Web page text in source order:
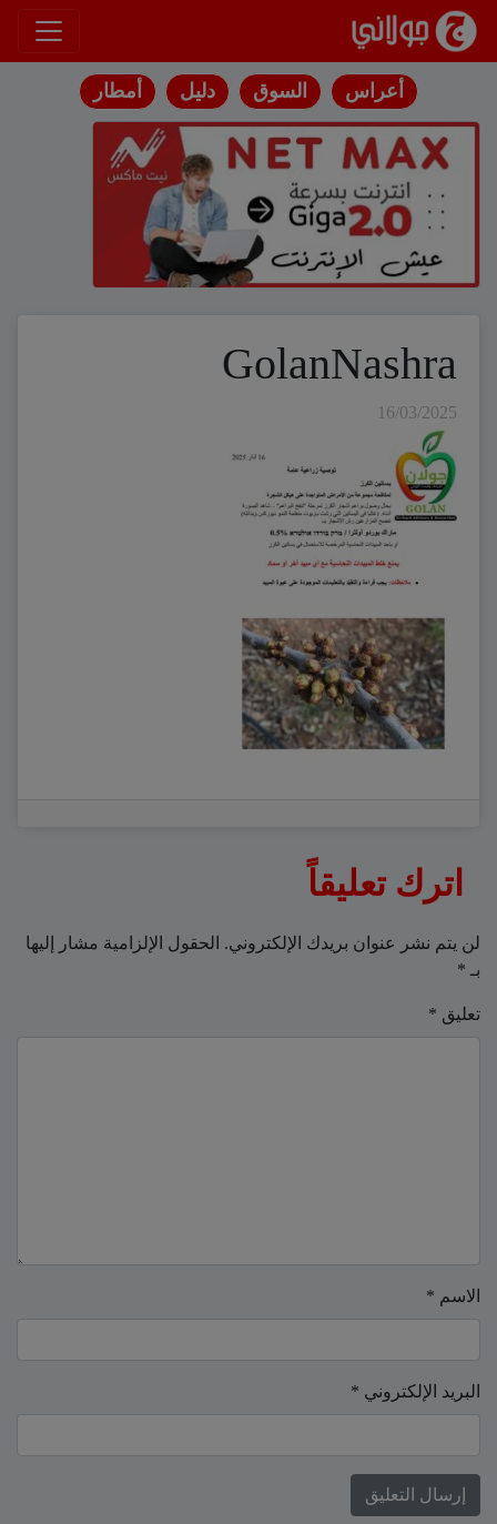
انتقل إلى المحتوى
أعراس السوق دليل أمطار
GolanNashra
16/03/2025
اترك تعليقاً
لن يتم نشر عنوان بريدك الإلكتروني. الحقول الإلزامية مشار إليها
بـ *
تعليق *
الاسم *
البريد الإلكتروني *